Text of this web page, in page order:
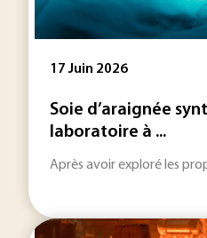
17 Juin 2026
Soie d’araignée
laboratoire à ...
Après avoir exploré les